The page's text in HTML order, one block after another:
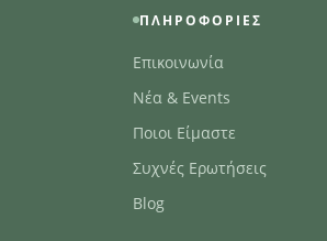
ΠΛΗΡΟΦΟΡΊΕΣ
Επικοινωνία
Νέα & Events
Ποιοι Είμαστε
Συχνές Ερωτήσεις
Blog